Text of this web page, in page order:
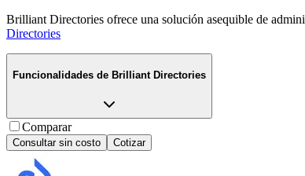
Brilliant Directories ofrece una solución asequible de
Directories
Funcionalidades de Brilliant Directories
Comparar
Consultar sin costo Cotizar